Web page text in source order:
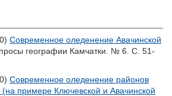
Современное оледенение Авачинской
географии Камчатки. № 6. С. 51-
Современное оледенение районов
(на примере Ключевской и Авачинской